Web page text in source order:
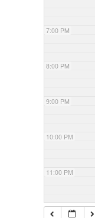
7:00 PM
8:00 PM
9:00 PM
10:00 PM
11:00 PM